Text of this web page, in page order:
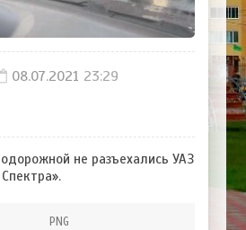
08.07.2021 23:29
не разъехались УАЗ
PNG